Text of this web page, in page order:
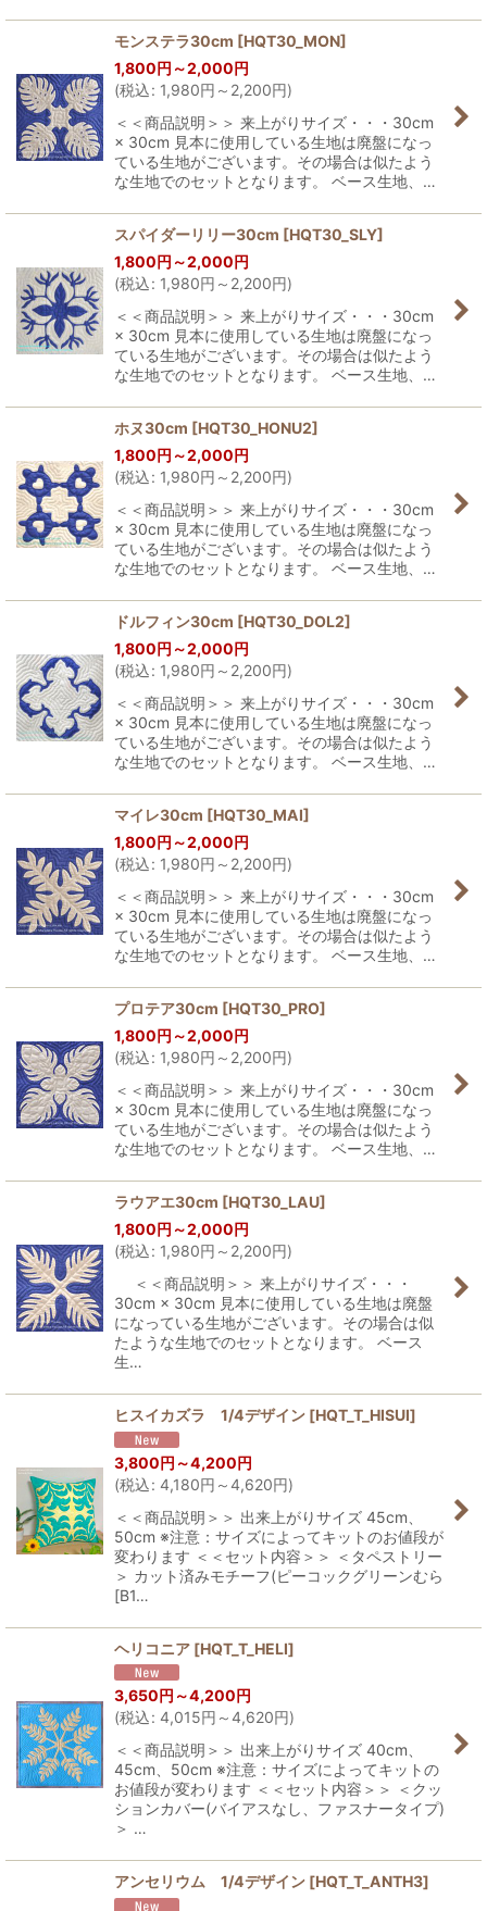
モンステラ30cm [HQT30_MON]
1,800円 ～2,000円
(税込: 1,980円 ～2,200円)
＜＜商品説明＞＞ 来上がりサイズ・・・30cm
× 30cm 見本に使用している生地は廃盤になっ
ている生地がございます。その場合は似たよう
な生地でのセットとなります。 ベース生地、…
スパイダーリリー30cm [HQT30_SLY]
1,800円 ～2,000円
(税込: 1,980円 ～2,200円)
＜＜商品説明＞＞ 来上がりサイズ・・・30cm
× 30cm 見本に使用している生地は廃盤になっ
ている生地がございます。その場合は似たよう
な生地でのセットとなります。 ベース生地、…
ホヌ30cm [HQT30_HONU2]
1,800円 ～2,000円
(税込: 1,980円 ～2,200円)
＜＜商品説明＞＞ 来上がりサイズ・・・30cm
× 30cm 見本に使用している生地は廃盤になっ
ている生地がございます。その場合は似たよう
な生地でのセットとなります。 ベース生地、…
ドルフィン30cm [HQT30_DOL2]
1,800円 ～2,000円
(税込: 1,980円 ～2,200円)
＜＜商品説明＞＞ 来上がりサイズ・・・30cm
× 30cm 見本に使用している生地は廃盤になっ
ている生地がございます。その場合は似たよう
な生地でのセットとなります。 ベース生地、…
マイレ30cm [HQT30_MAI]
1,800円 ～2,000円
(税込: 1,980円 ～2,200円)
＜＜商品説明＞＞ 来上がりサイズ・・・30cm
× 30cm 見本に使用している生地は廃盤になっ
ている生地がございます。その場合は似たよう
な生地でのセットとなります。 ベース生地、…
プロテア30cm [HQT30_PRO]
1,800円 ～2,000円
(税込: 1,980円 ～2,200円)
＜＜商品説明＞＞ 来上がりサイズ・・・30cm
× 30cm 見本に使用している生地は廃盤になっ
ている生地がございます。その場合は似たよう
な生地でのセットとなります。 ベース生地、…
ラウアエ30cm [HQT30_LAU]
1,800円 ～2,000円
(税込: 1,980円 ～2,200円)
＜＜商品説明＞＞ 来上がりサイズ・・・
30cm × 30cm 見本に使用している生地は廃盤
になっている生地がございます。その場合は似
たような生地でのセットとなります。 ベース
生…
ヒスイカズラ 1/4デザイン [HQT_T_HISUI]
3,800円 ～4,200円
(税込: 4,180円 ～4,620円)
＜＜商品説明＞＞ 出来上がりサイズ 45cm、
50cm ※注意：サイズによってキットのお値段が
変わります ＜＜セット内容＞＞ ＜タペストリー
＞ カット済みモチーフ(ピーコックグリーンむら
[B1…
ヘリコニア [HQT_T_HELI]
3,650円 ～4,200円
(税込: 4,015円 ～4,620円)
＜＜商品説明＞＞ 出来上がりサイズ 40cm、
45cm、50cm ※注意：サイズによってキットの
お値段が変わります ＜＜セット内容＞＞ ＜クッ
ションカバー(バイアスなし、ファスナータイプ)
＞ …
アンセリウム 1/4デザイン [HQT_T_ANTH3]